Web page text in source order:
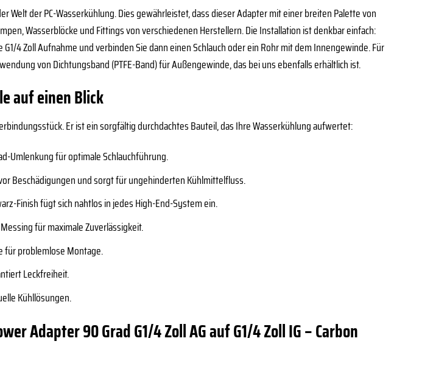
Welt der PC-Wasserkühlung. Dies gewährleistet, dass dieser Adapter mit einer breiten Palette von
Wasserblöcke und Fittings von verschiedenen Herstellern. Die Installation ist denkbar einfach:
4 Zoll Aufnahme und verbinden Sie dann einen Schlauch oder ein Rohr mit dem Innengewinde. Für
von Dichtungsband (PTFE-Band) für Außengewinde, das bei uns ebenfalls erhältlich ist.
auf einen Blick
Er ist ein sorgfältig durchdachtes Bauteil, das Ihre Wasserkühlung aufwertet:
Umlenkung für optimale Schlauchführung.
Beschädigungen und sorgt für ungehinderten Kühlmittelfluss.
Finish fügt sich nahtlos in jedes High-End-System ein.
für maximale Zuverlässigkeit.
für problemlose Montage.
Leckfreiheit.
Kühllösungen.
Adapter 90 Grad G1/4 Zoll AG auf G1/4 Zoll IG – Carbon